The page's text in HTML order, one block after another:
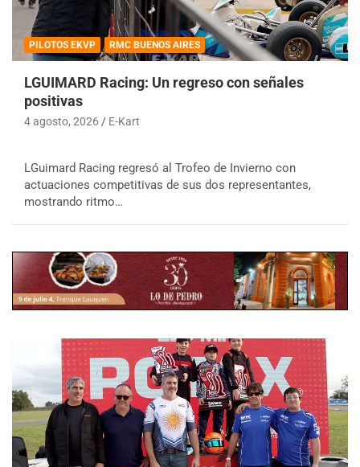
PILOTOS EKVP RMC BUENOS AIRES
LGUIMARD Racing: Un regreso con señales
positivas
4 agosto, 2026 E-Kart
LGuimard Racing regresó al Trofeo de Invierno con
actuaciones competitivas de sus dos representantes,
mostrando ritmo…